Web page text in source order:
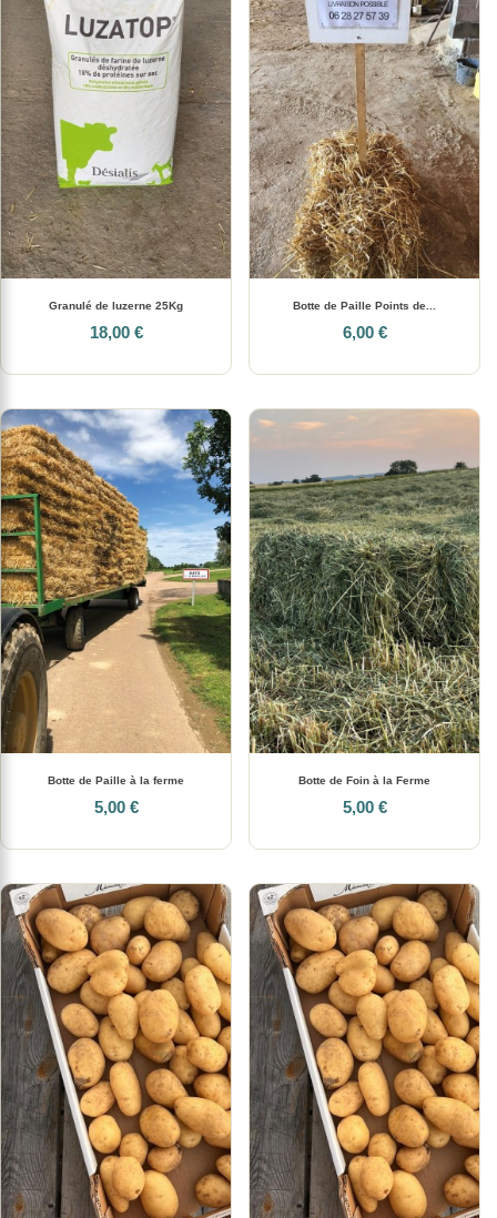
Granulé de luzerne 25Kg
18,00 €
Botte de Paille Points de...
6,00 €
Botte de Paille à la ferme
5,00 €
Botte de Foin à la Ferme
5,00 €